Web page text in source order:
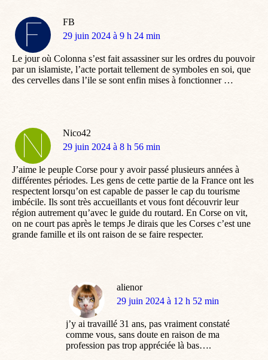
FB
dit
29 juin 2024 à 9 h 24 min
Le jour où Colonna s’est fait assassiner sur les ordres du pouvoir
par un islamiste, l’acte portait tellement de symboles en soi, que
des cervelles dans l’ile se sont enfin mises à fonctionner …
Nico42
dit
29 juin 2024 à 8 h 56 min
J’aime le peuple Corse pour y avoir passé plusieurs années à
différentes périodes. Les gens de cette partie de la France ont les
respectent lorsqu’on est capable de passer le cap du tourisme
imbécile. Ils sont très accueillants et vous font découvrir leur
région autrement qu’avec le guide du routard. En Corse on vit,
on ne court pas après le temps Je dirais que les Corses c’est une
grande famille et ils ont raison de se faire respecter.
alienor
dit
29 juin 2024 à 12 h 52 min
j’y ai travaillé 31 ans, pas vraiment constaté
comme vous, sans doute en raison de ma
profession pas trop appréciée là bas….